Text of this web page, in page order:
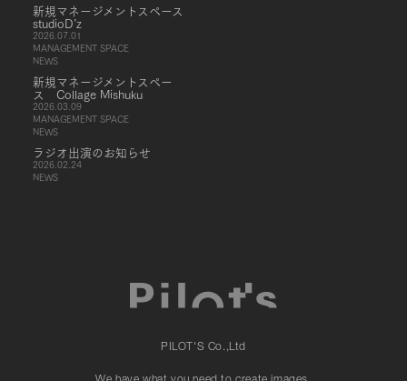
新規マネージメントスペース
studioD’z
2026.07.01
MANAGEMENT SPACE
NEWS
新規マネージメントスペー
ス Collage Mishuku
2026.03.09
MANAGEMENT SPACE
NEWS
ラジオ出演のお知らせ
2026.02.24
NEWS
PILOT'S Co.,Ltd